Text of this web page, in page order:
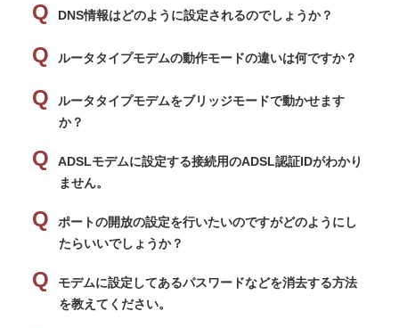
DNS情報はどのように設定されるのでしょうか？
ルータタイプモデムの動作モードの違いは何ですか？
ルータタイプモデムをブリッジモードで動かせます
か？
ADSLモデムに設定する接続用のADSL認証IDがわかり
ません。
ポートの開放の設定を行いたいのですがどのようにし
たらいいでしょうか？
モデムに設定してあるパスワードなどを消去する方法
を教えてください。